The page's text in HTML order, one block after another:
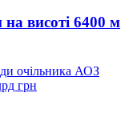
висоті 6400 м